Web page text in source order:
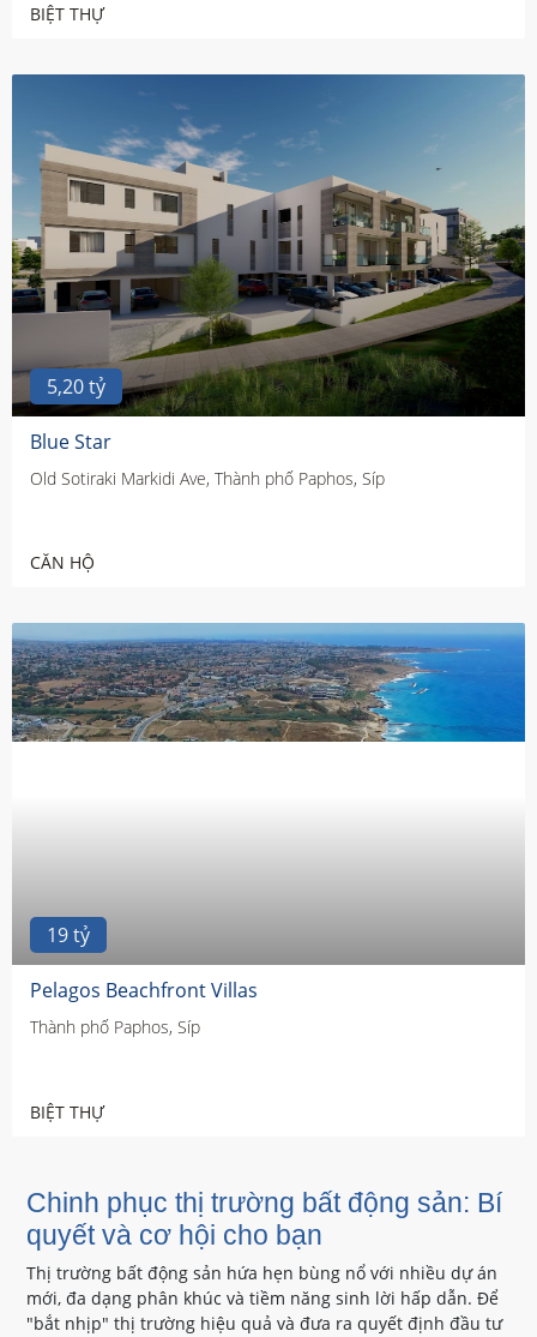
BIỆT THỰ
5,20 tỷ
Blue Star
Old Sotiraki Markidi Ave, Thành phố Paphos, Síp
CĂN HỘ
19 tỷ
Pelagos Beachfront Villas
Thành phố Paphos, Síp
BIỆT THỰ
Chinh phục thị trường bất động sản: Bí
quyết và cơ hội cho bạn
Thị trường bất động sản hứa hẹn bùng nổ với nhiều dự án
mới, đa dạng phân khúc và tiềm năng sinh lời hấp dẫn. Để
"bắt nhịp" thị trường hiệu quả và đưa ra quyết định đầu tư